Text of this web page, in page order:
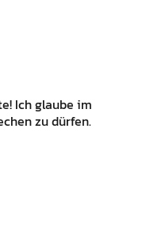
Ich glaube im
zu dürfen.